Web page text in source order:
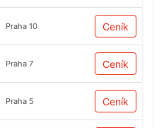
Praha 10 Ceník
Praha 7 Ceník
Praha 5 Ceník